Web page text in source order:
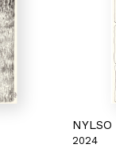
NYLSO
2024